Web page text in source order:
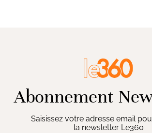
Abonnement
Saisissez votre adresse email
la newsletter Le360